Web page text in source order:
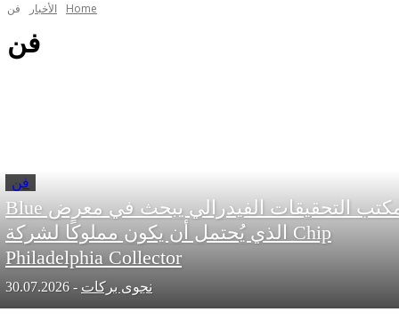
الأخبار فن
مكتب التحقيقات الفيدرالي يبحث في معرض Blue
Chip الذي يُحتمل أن يكون مملوكًا لشركة
Philadelphia Collector
نجوى بركات -
30.07.2026